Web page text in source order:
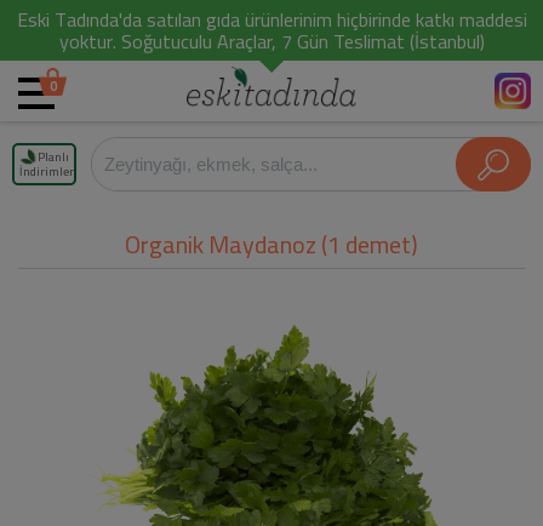
Eski Tadında'da satılan gıda ürünlerinim hiçbirinde katkı maddesi
yoktur. Soğutuculu Araçlar, 7 Gün Teslimat (İstanbul)
0
Planlı
İndirimler
Organik Maydanoz (1 demet)